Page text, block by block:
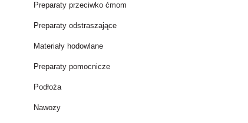
Preparaty przeciwko ćmom
Preparaty odstraszające
Materiały hodowlane
Preparaty pomocnicze
Podłoża
Nawozy